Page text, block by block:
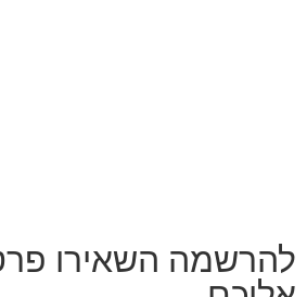
להרשמה השאירו